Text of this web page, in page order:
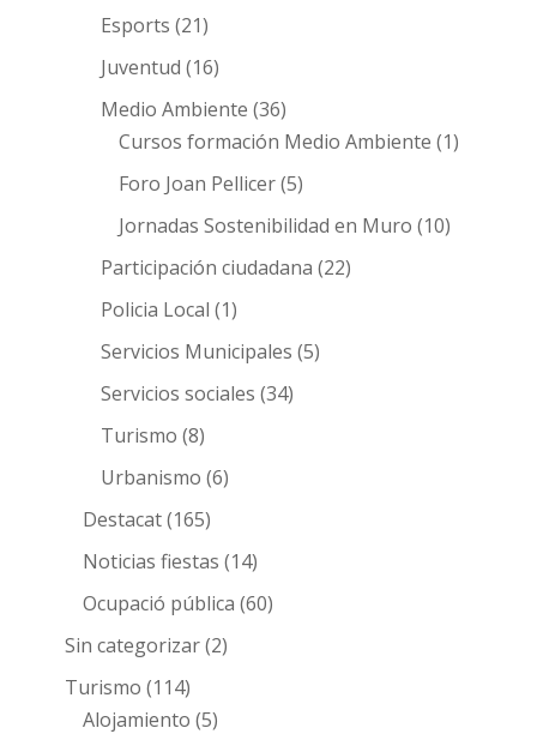
Esports (21)
Juventud (16)
Medio Ambiente (36)
Cursos formación Medio Ambiente (1)
Foro Joan Pellicer(5)
Jornadas Sostenibilidad en Muro (10)
Participación ciudadana (22)
Policia Local (1)
Servicios Municipales (5)
Servicios sociales (34)
Turismo (8)
Urbanismo (6)
Destacat(165)
Noticias fiestas (14)
Ocupació pública (60)
Sin categorizar(2)
Turismo (114)
Alojamiento (5)